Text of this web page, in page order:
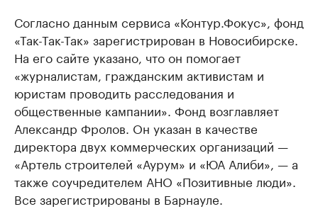
Согласно данным сервиса «Контур.Фокус», фонд
«Так-Так-Так» зарегистрирован в Новосибирске.
На его сайте указано, что он помогает
«журналистам, гражданским активистам и
юристам проводить расследования и
общественные кампании». Фонд возглавляет
Александр Фролов. Он указан в качестве
директора двух коммерческих организаций —
«Артель строителей «Аурум» и «ЮА Алиби», — а
также соучредителем АНО «Позитивные люди».
Все зарегистрированы в Барнауле.